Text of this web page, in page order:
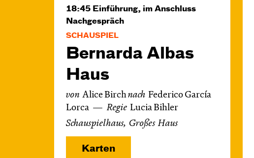
18:45 Einführung, im Anschluss
Nachgespräch
SCHAUSPIEL
Bernarda Albas
Haus
von Alice Birchnach Federico García
Lorca
Regie Lucia Bihler
Schauspielhaus, Großes Haus
Karten